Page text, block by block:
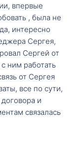
впервые
, была не
интересно
Сергея,
Сергей от
ним работать
от Сергея
все по сути,
и
связалась
и т.д. После